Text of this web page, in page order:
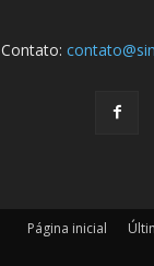
Contato:
Página inicial